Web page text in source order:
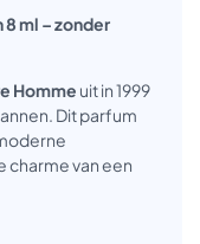
ml – zonder
Homme uit in 1999
Dit parfum
charme van een